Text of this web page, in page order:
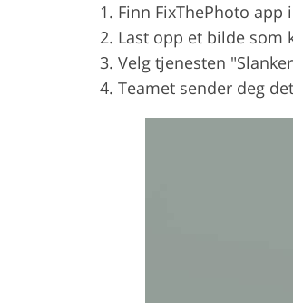
Finn FixThePhoto
Last opp et bilde som
Velg tjenesten
Teamet sender deg